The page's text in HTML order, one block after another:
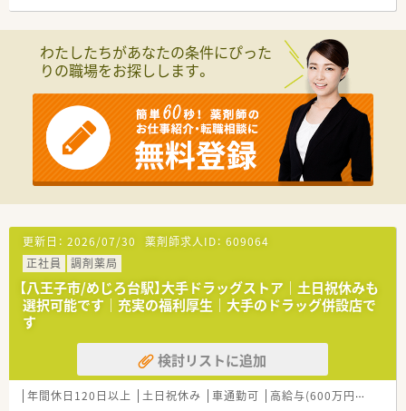
■正社員の管理薬剤師候補として年収500万円から550万円を想
定しており、ご経験やスキルに応じて適正に評価されます。
■木・日・祝日が固定休の週休2.5日制を導入しており、年間休日
も120日以上と非常に多いため休息をしっかり確保できます。
■社会保険完備はもちろんのこと、昇給や賞与の制度も整ってお
り、安心して長く勤め続けられる待遇をご用意しております。
【こんな方にオススメ】
■年間休日が120日以上ありプライベートを重視したい方に最
適で、オンとオフをしっかりと切り替えて働きたい方に勧めま
す。
庭との両立を図りながら正社員として働きたい方にぴったりで
す。
■皮膚科の処方を集中的に学びたい方や、将来的に管理薬剤師と
して店舗運営に携わりたい意欲のある方を心より歓迎します。
わたしたちがあなたの条件にぴった
りの職場をお探しします。
更新日： 2026/07/30 薬剤師求人ID： 609064
正社員
調剤薬局
【八王子市/めじろ台駅】大手ドラッグストア｜土日祝休みも
選択可能です｜充実の福利厚生｜大手のドラッグ併設店で
す
検討リストに追加
年間休日120日以上 土日祝休み 車通勤可 高給与(600万円以上)